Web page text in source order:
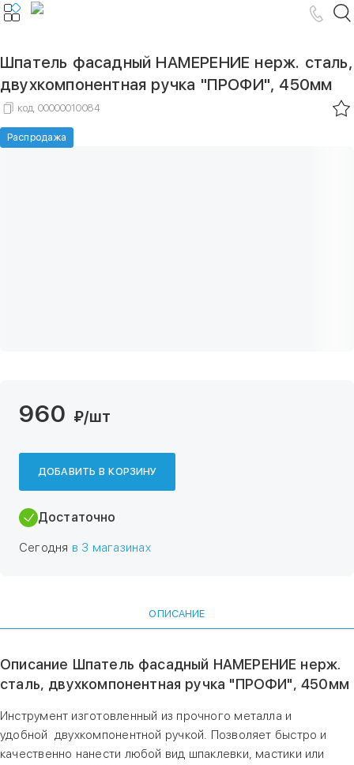
Шпатель фасадный НАМЕРЕНИЕ нерж. сталь,
двухкомпонентная ручка "ПРОФИ", 450мм
код 00000010084
Распродажа
960 ₽/шт
ДОБАВИТЬ В КОРЗИНУ
Достаточно
Сегодня в 3 магазинах
ОПИСАНИЕ
Описание Шпатель фасадный НАМЕРЕНИЕ нерж.
сталь, двухкомпонентная ручка "ПРОФИ", 450мм
Инструмент изготовленный из прочного металла и
удобной двухкомпонентной ручкой. Позволяет быстро и
качественно нанести любой вид шпаклевки, мастики или